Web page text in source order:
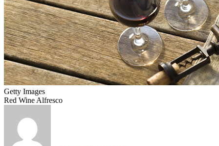
Getty Images
Red Wine Alfresco